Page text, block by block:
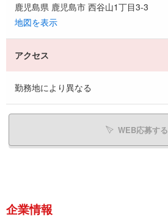
鹿児島県 鹿児島市 西谷山1丁目3-3
地図を表示
アクセス
勤務地により異なる
WEB応募する
企業情報